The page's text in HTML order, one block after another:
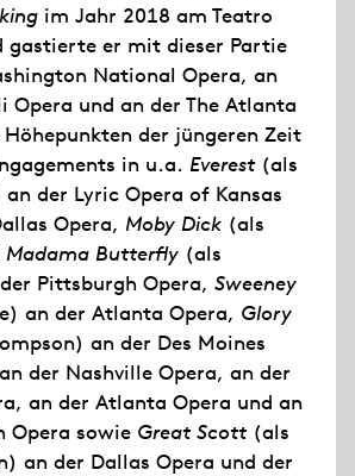
im Jahr 2018 am Teatro
gastierte er mit dieser Partie
National Opera, an
Opera und an der The Atlanta
der jüngeren Zeit
in u.a. Everest(als
der Lyric Opera of Kansas
Opera, Moby Dick (als
Madama Butterfly (als
Pittsburgh Opera, Sweeney
an der Atlanta Opera, Glory
an der Des Moines
der Nashville Opera, an der
an der Atlanta Opera und an
Opera sowie Great Scott(als
an der Dallas Opera und der